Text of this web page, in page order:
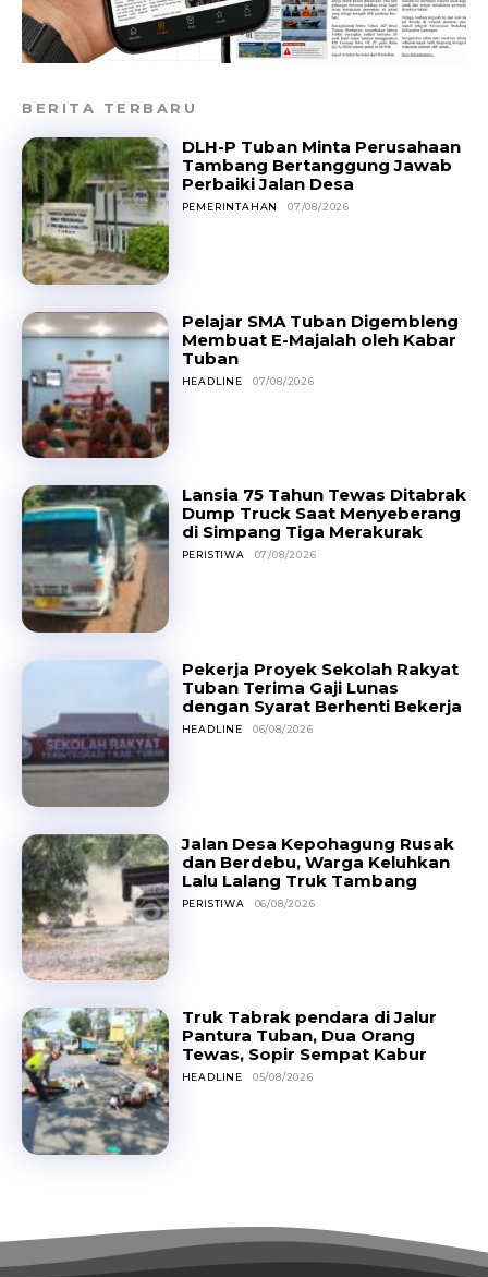
BERITA TERBARU
DLH-P Tuban Minta Perusahaan
Tambang Bertanggung Jawab
Perbaiki Jalan Desa
PEMERINTAHAN 07/08/2026
Pelajar SMA Tuban Digembleng
Membuat E-Majalah oleh Kabar
Tuban
HEADLINE 07/08/2026
Lansia 75 Tahun Tewas Ditabrak
Dump Truck Saat Menyeberang
di Simpang Tiga Merakurak
PERISTIWA 07/08/2026
Pekerja Proyek Sekolah Rakyat
Tuban Terima Gaji Lunas
dengan Syarat Berhenti Bekerja
HEADLINE 06/08/2026
Jalan Desa Kepohagung Rusak
dan Berdebu, Warga Keluhkan
Lalu Lalang Truk Tambang
PERISTIWA 06/08/2026
Truk Tabrak pendara di Jalur
Pantura Tuban, Dua Orang
Tewas, Sopir Sempat Kabur
HEADLINE 05/08/2026